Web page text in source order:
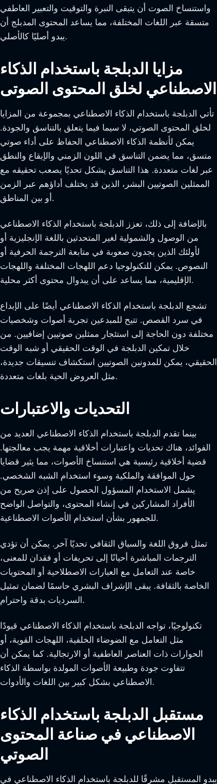
واستنساخ الصوت أن يتبقى النبرة والتوقيت والتعبير العاطفي
متسقة عبر اللغات المختلفة، مما يساعد المحتوى المدبلج أن
يبدو أصليًا كالأصلي.
مزایا الدبلجة باستخدام الذكاء
الاصطناعي لخلق المحتوی الصوتی
تأتي الدبلجة باستخدام الذكاء الاصطناعي بمجموعة من المزايا
لخلق المحتوى الصوتي، لا سيما فيما يتعلق بالتناسق والجودة.
يمكن لأنظمة الذكاء الاصطناعي الحفاظ على أداء صوتي
متسق، مما يضمن التناسق في اللون الزمني والإيقاع والنطق
عبر لغات متعددة. هذا التناسق يشكل تحديًا يصعب تحقيقه مع
الممثلين الصوتيين البشر، الذين قد يختلف أداؤهم عبر الزمن
أو بين المناطق.
بالإضافة إلى ذلك، تعزز الدبلجة باستخدام الذكاء الاصطناعي
من الوصول والشمولية لغير المتحدثين باللغة الإنجليزية أو
لأولئك الذين يجدون صعوبة في متابعة الترجمة الحرفية أو
النصوص. يمكن للتكنولوجيا دعم اللهجات المختلفة واللهجات
الإقليمية، مما يساعد على أن يبدوال محتوى أكثر محلية.
تشجع الدبلجة باستخدام الذكاء الاصطناعي أيضًا على الإبداع
في سرد القصص. تتيح للمبدعين تجربة أصوات وشخصيات
مختلفة دون الحاجة إلى استئجار ممثلين صوتيين إضافيين. من
خلال تمكين الدبلجة في الوقت الحقيقي أو شبه الوقت
الحقيقي، يمكن للمدونين الصوتيين استكشاف تنسيقات جديدة،
مثل العروض الحية بلغات متعددة.
التحديات والاعتبارات
بينما تقدم الدبلجة باستخدام الذكاء الاصطناعي العديد من
الفوائد، هناك تحديات واعتبارات أخلاقية مهمة يجب معالجتها.
قضية أخلاقية رئيسية هي استنساخ الأصوات، مما يثير قضايا
حول الموافقة والملكية وسوء استخدام الشبه الشخصي.
يشمل الاستخدام المسؤول الحصول على إذن صريح من
الأفراد المشاركين في إنشاء المحتوى، والتواصل الواضح
للجمهور بشأن استخدام الأصوات الاصطناعية.
تمثل فروق اللغة والسياق الثقافي تحديًا آخر. يمكن أن تؤدي
الترجمات المباشرة أحيانًا إلى تحريفات أو فقدان للمعنى،
خاصة عند التعامل مع العبارات الاصطلاحية أو المحتويات
الخاصة بالثقافة. يبقى الإشراف البشري حاسمًا لضمان تمثيل
السرديات بدقة واحترام.
تكنولوجيًا، تواجه الدبلجة باستخدام الذكاء الاصطناعي قيودًا
مثل التعامل مع الضوضاء الخلفية، اللهجات القوية، أو
الحوارات ذات العناصر العاطفية أو الارتجالية. كما يمكن أن
تتفاوت جودة وطبيعة الأصوات المولدة بواسطة الذكاء
الاصطناعي بشكل كبير بين اللغات والأدوات.
مستقبل الدبلجة باستخدام الذكاء
الاصطناعي في صناعة المحتوى
الصوتي
يبدو المستقبل مشرقًا للدبلجة باستخدام الذكاء الاصطناعي في